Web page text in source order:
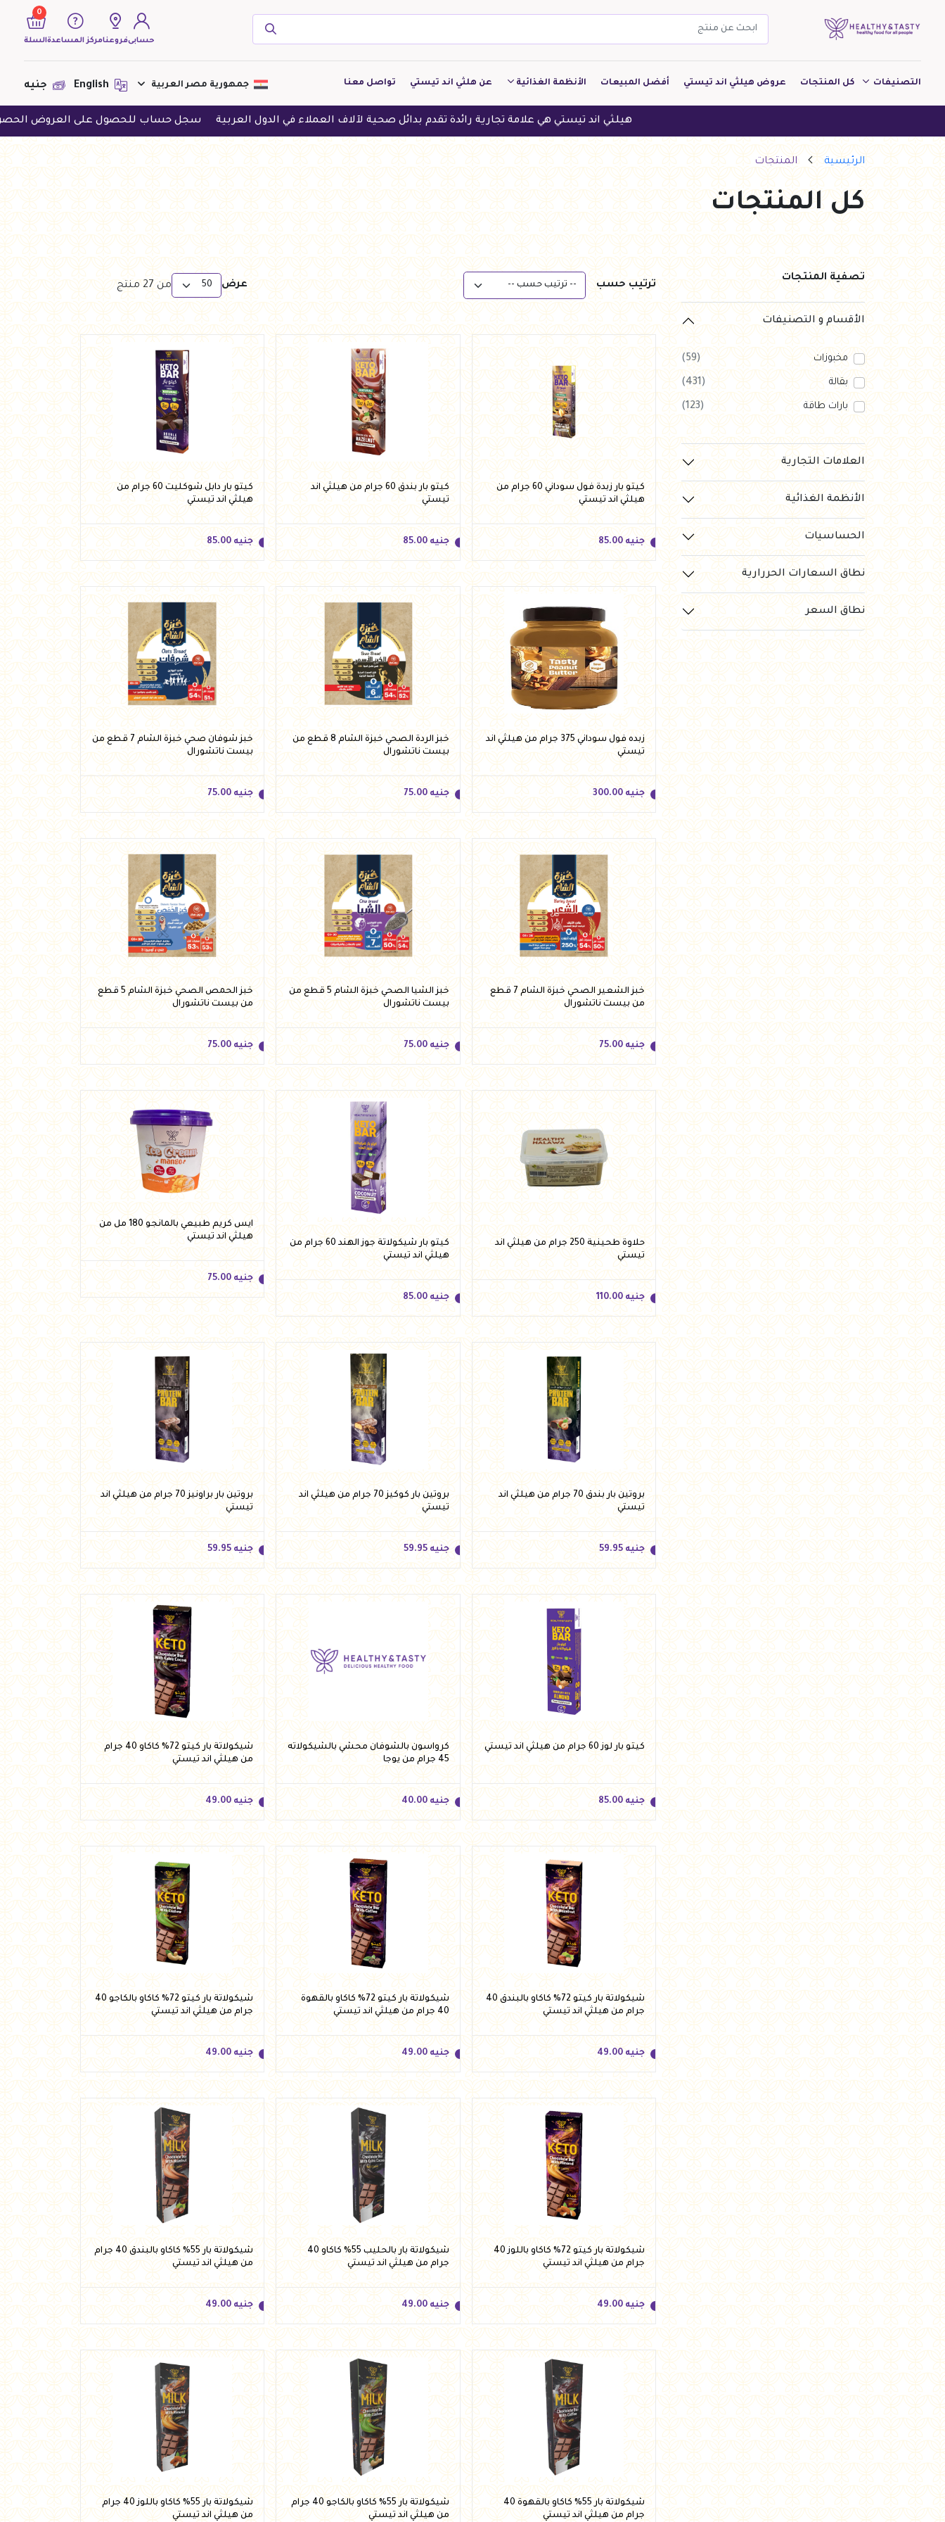
حسابىفروعنامركز المساعدة
0
السلة
لا يوجد منتجات لعرضها فى الوقت
الحالى
التصنيفات
مخبوزات
معجنات Pastry
بقالة
ألبان
بارات طاقة
دواجن
العروض Offers
جزارة
رايس كيك Rice cake
هيلثي كولا
كل المنتجات عروض هيلثي اند تيستي أفضل المبيعات الأنظمة الغذائية
منخفض الكربوهيدرات
منخفض البروتين
النباتين
النظام النباتي
عن هلثي اند تيستي تواصل معنا جمهورية مصر العربية جنيه
هيلثي اند تيستي هي علامة تجارية رائدة تقدم بدائل صحية لآلاف العملاء في الدول العربية سجل حساب للحصول على العروض الحصرية حمل
الرئيسية المنتجات
كل المنتجات
تصفية المنتجات
الأقسام و التصنيفات
مخبوزات (59)
بقالة (431)
بارات طاقة (123)
العلامات التجارية
الأنظمة الغذائية
الحساسيات
نطاق السعارات الحررارية
نطاق السعر
ترتيب حسب عرض من 27منتج
كيتو بار زبدة فول سوداني 60 جرام من
هيلثي اند تيستي
جنيه 85.00
جنيه 85.00
أضف للسلة
كيتو بار بندق 60 جرام من هيلثي اند
تيستي
جنيه 85.00
جنيه 85.00
أضف للسلة
كيتو بار دابل شوكليت 60 جرام من
هيلثي اند تيستي
جنيه 85.00
جنيه 85.00
أضف للسلة
زبده فول سوداني 375 جرام من هيلثي اند
تيستي
جنيه 300.00
جنيه 300.00
أضف للسلة
خبز الردة الصحي خبزة الشام 8 قطع من
بيست ناتشورال
جنيه 75.00
جنيه 75.00
أضف للسلة
خبز شوفان صحي خبزة الشام 7 قطع من
بيست ناتشورال
جنيه 75.00
جنيه 75.00
أضف للسلة
خبز الشعير الصحي خبزة الشام 7 قطع
من بيست ناتشورال
جنيه 75.00
جنيه 75.00
أضف للسلة
خبز الشيا الصحي خبزة الشام 5 قطع من
بيست ناتشورال
جنيه 75.00
جنيه
أضف للسلة
خبز الحمص الصحي خبزة الشام 5 قطع
من بيست ناتشورال
جنيه 75.00
جنيه 75.00
أضف للسلة
حلاوة طحينية 250 جرام من هيلثي اند
تيستي
جنيه 110.00
جنيه
أضف للسلة
كيتو بار شيكولاتة جوز الهند 60 جرام من
هيلثي اند تيستي
جنيه 85.00
جنيه
أضف للسلة
ايس كريم طبيعي بالمانجو 180 مل من
هيلثي اند تيستي
جنيه 75.00
جنيه
أضف للسلة
بروتين بار بندق 70 جرام من هيلثي اند
تيستي
جنيه 59.95
جنيه
أضف للسلة
بروتين بار كوكيز 70 جرام من هيلثي اند
تيستي
جنيه 59.95
جنيه 59.95
بروتين بار براونيز 70 جرام من هيلثي اند
تيستي
جنيه 59.95
جنيه
أضف للسلة
كيتو بار لوز 60 جرام من هيلثي اند تيستي
جنيه 85.00
جنيه
أضف للسلة
كرواسون بالشوفان محشي بالشيكولاته
45 جرام من يوجا
جنيه 40.00
جنيه
أضف للسلة
شيكولاتة بار كيتو 72% كاكاو 40 جرام
من هيلثي اند تيستي
جنيه 49.00
جنيه
أضف للسلة
شيكولاتة بار كيتو 72% كاكاو بالبندق 40
جرام من هيلثي اند تيستي
جنيه 49.00
جنيه
أضف للسلة
شيكولاتة بار كيتو 72% كاكاو بالقهوة
40 جرام من هيلثي اند تيستي
جنيه 49.00
جنيه
أضف للسلة
شيكولاتة بار كيتو 72% كاكاو بالكاجو 40
جرام من هيلثي اند تيستي
جنيه 49.00
جنيه
أضف للسلة
شيكولاتة بار كيتو 72% كاكاو باللوز 40
جرام من هيلثي اند تيستي
جنيه 49.00
جنيه
أضف للسلة
شيكولاتة بار بالحليب 55% كاكاو 40
جرام من هيلثي اند تيستي
جنيه 49.00
جنيه
أضف للسلة
شيكولاتة بار 55% كاكاو بالبندق 40 جرام
من هيلثي اند تيستي
جنيه 49.00
جنيه
أضف للسلة
شيكولاتة بار 55% كاكاو بالقهوة 40
جرام من هيلثي اند تيستي
شيكولاتة بار 55% كاكاو بالكاجو 40 جرام
من هيلثي اند تيستي
شيكولاتة بار 55% كاكاو باللوز 40 جرام
من هيلثي اند تيستي